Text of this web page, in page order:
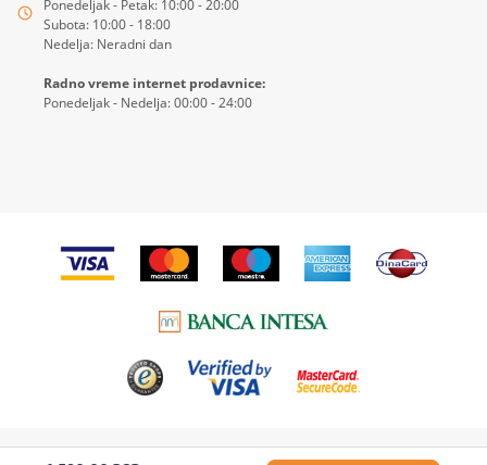
Ponedeljak - Petak: 10:00 - 20:00
Subota: 10:00 - 18:00
Nedelja: Neradni dan
Radno vreme internet prodavnice:
Ponedeljak - Nedelja: 00:00 - 24:00